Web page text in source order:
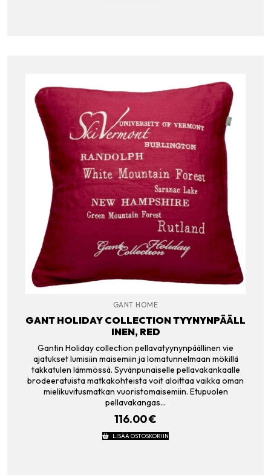
GANT HOME
GANT HOLIDAY COLLECTION TYYNYNPÄÄLL
INEN, RED
Gantin Holiday collection pellavatyynynpäällinen vie
ajatukset lumisiin maisemiin ja lomatunnelmaan mökillä
takkatulen lämmössä. Syvänpunaiselle pellavakankaalle
brodeeratuista matkakohteista voit aloittaa vaikka oman
mielikuvitusmatkan vuoristomaisemiin. Etupuolen
pellavakangas…
116.00€
LISÄÄ OSTOSKORIIN